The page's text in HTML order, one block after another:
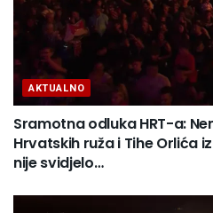
AKTUALNO
Sramotna odluka HRT-a:
Hrvatskih ruža i Tihe Orlića
nije svidjelo…